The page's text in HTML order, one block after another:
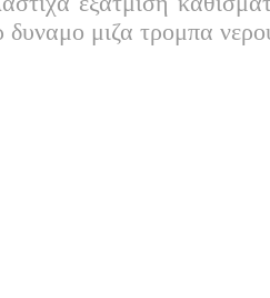
δυναμο μιζα τρομπα